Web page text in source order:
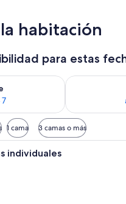
habitación
para estas
para esta noche, ago 6 -
Consulta la
1 cama 3 camas o más
Habitación de hotel con
individuales